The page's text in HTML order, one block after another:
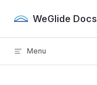
Skip to content
WeGlide Docs
Menu